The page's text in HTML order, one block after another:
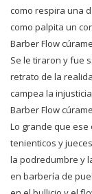
como respira una
como palpita un
Barber Flow
Se le tiraron y fue
retrato de la
campea la
Barber Flow
Lo grande que
tenienticos y
la podredumbre y
en barbería de